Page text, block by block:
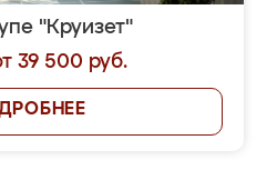
"Круизет"
39 500 руб.